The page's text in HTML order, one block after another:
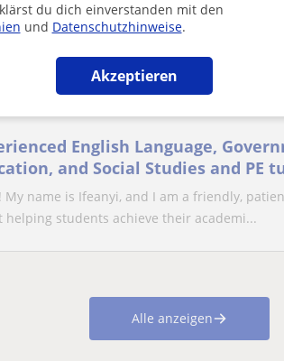
du dich einverstanden mit den
und Datenschutzhinweise.
Akzeptieren
English Language,
and Social Studies and PE
and adults
My name is Ifeanyi, and I am a friendly,
helping students achieve their academi...
Alle anzeigen